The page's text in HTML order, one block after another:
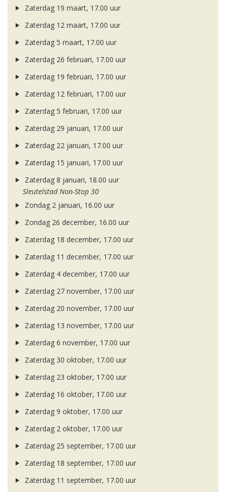
Zaterdag 19 maart, 17.00 uur
Zaterdag 12 maart, 17.00 uur
Zaterdag 5 maart, 17.00 uur
Zaterdag 26 februari, 17.00 uur
Zaterdag 19 februari, 17.00 uur
Zaterdag 12 februari, 17.00 uur
Zaterdag 5 februari, 17.00 uur
Zaterdag 29 januari, 17.00 uur
Zaterdag 22 januari, 17.00 uur
Zaterdag 15 januari, 17.00 uur
Zaterdag 8 januari, 18.00 uur
Sleutelstad Non-Stop 30
Zondag 2 januari, 16.00 uur
Zondag 26 december, 16.00 uur
Zaterdag 18 december, 17.00 uur
Zaterdag 11 december, 17.00 uur
Zaterdag 4 december, 17.00 uur
Zaterdag 27 november, 17.00 uur
Zaterdag 20 november, 17.00 uur
Zaterdag 13 november, 17.00 uur
Zaterdag 6 november, 17.00 uur
Zaterdag 30 oktober, 17.00 uur
Zaterdag 23 oktober, 17.00 uur
Zaterdag 16 oktober, 17.00 uur
Zaterdag 9 oktober, 17.00 uur
Zaterdag 2 oktober, 17.00 uur
Zaterdag 25 september, 17.00 uur
Zaterdag 18 september, 17.00 uur
Zaterdag 11 september, 17.00 uur